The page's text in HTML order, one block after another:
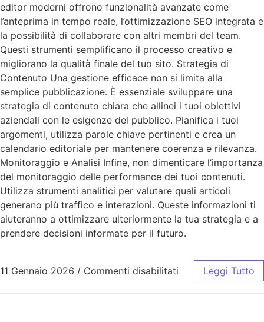
editor moderni offrono funzionalità avanzate come
l’anteprima in tempo reale, l’ottimizzazione SEO integrata e
la possibilità di collaborare con altri membri del team.
Questi strumenti semplificano il processo creativo e
migliorano la qualità finale del tuo sito. Strategia di
Contenuto Una gestione efficace non si limita alla
semplice pubblicazione. È essenziale sviluppare una
strategia di contenuto chiara che allinei i tuoi obiettivi
aziendali con le esigenze del pubblico. Pianifica i tuoi
argomenti, utilizza parole chiave pertinenti e crea un
calendario editoriale per mantenere coerenza e rilevanza.
Monitoraggio e Analisi Infine, non dimenticare l’importanza
del monitoraggio delle performance dei tuoi contenuti.
Utilizza strumenti analitici per valutare quali articoli
generano più traffico e interazioni. Queste informazioni ti
aiuteranno a ottimizzare ulteriormente la tua strategia e a
prendere decisioni informate per il futuro.
11 Gennaio 2026 / Commenti disabilitati Leggi Tutto